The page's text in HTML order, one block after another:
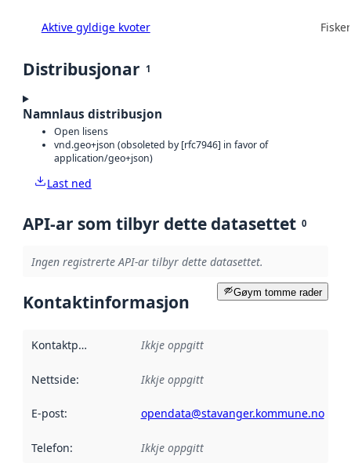
Aktive gyldige kvoter
Distribusjonar 1
Namnlaus distribusjon
Open lisens
vnd.geo+json (obsoleted by [rfc7946] in favor of
application/geo+json)
Last ned
API-ar som tilbyr dette datasettet 0
Ingen registrerte API-ar tilbyr dette datasettet.
Gøym tomme rader
Kontaktinformasjon
Kontaktpunkt Ikkje oppgitt
Nettside: Ikkje oppgitt
E-post: opendata@stavanger.kommune.no
Telefon: Ikkje oppgitt